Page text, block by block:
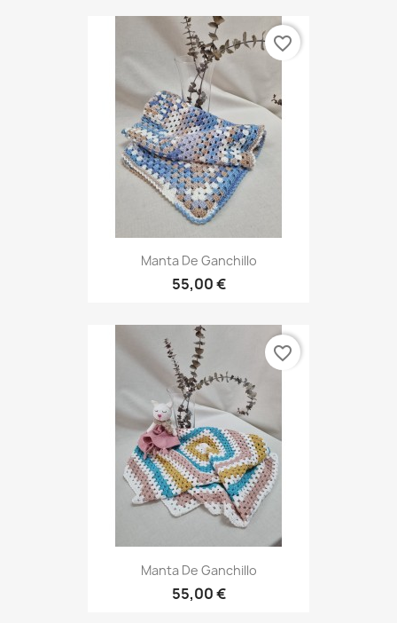
Manta De Ganchillo
55,00 €
favorite_border
Manta De Ganchillo
55,00 €
favorite_border